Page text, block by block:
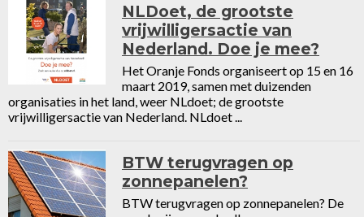
NLDoet, de grootste
vrijwilligersactie van
Nederland. Doe je mee?
Het Oranje Fonds organiseert op 15 en 16
maart 2019, samen met duizenden
organisaties in het land, weer NLdoet; de grootste
vrijwilligersactie van Nederland. NLdoet ...
BTW terugvragen op
zonnepanelen?
BTW terugvragen op zonnepanelen? De